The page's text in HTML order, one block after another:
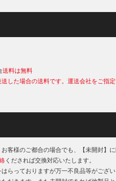
送料は無料
した場合の送料です。運送会社をご指定
客様のご都合の場合でも、【未開封】に
くだされば交換対応いたします。
らっておりますが万一不良品等がござ